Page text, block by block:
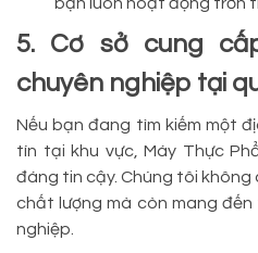
5. Cơ sở cung
chuyên nghiệp tại
Nếu bạn đang tìm kiếm một
tín tại khu vực, Máy Thực
đáng tin cậy. Chúng tôi
chất lượng mà còn mang đến
nghiệp.